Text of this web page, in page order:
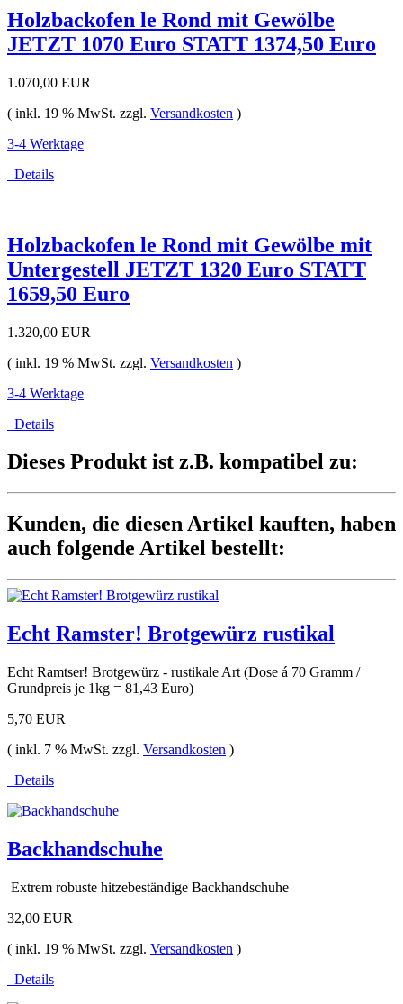
Holzbackofen le Rond mit Gewölbe
JETZT 1070 Euro STATT 1374,50 Euro
1.070,00 EUR
( inkl. 19 % MwSt. zzgl. Versandkosten )
3-4 Werktage
Details
Holzbackofen le Rond mit Gewölbe mit
Untergestell JETZT 1320 Euro STATT
1659,50 Euro
1.320,00 EUR
( inkl. 19 % MwSt. zzgl. Versandkosten )
3-4 Werktage
Details
Dieses Produkt ist z.B. kompatibel zu:
Kunden, die diesen Artikel kauften, haben
auch folgende Artikel bestellt:
Echt Ramster! Brotgewürz rustikal
Echt Ramtser! Brotgewürz - rustikale Art (Dose á 70 Gramm /
Grundpreis je 1kg = 81,43 Euro)
5,70 EUR
( inkl. 7 % MwSt. zzgl. Versandkosten )
Details
Backhandschuhe
Extrem robuste hitzebeständige Backhandschuhe
32,00 EUR
( inkl. 19 % MwSt. zzgl. Versandkosten )
Details